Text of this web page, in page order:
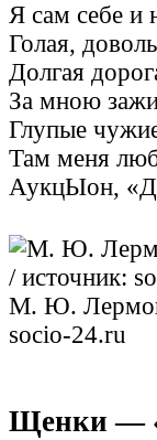
Я сам себе и
Голая,
Долгая
За мною
Глупые
Там меня
АукцЫон,
М. Ю.
socio-24.ru
Щенки —